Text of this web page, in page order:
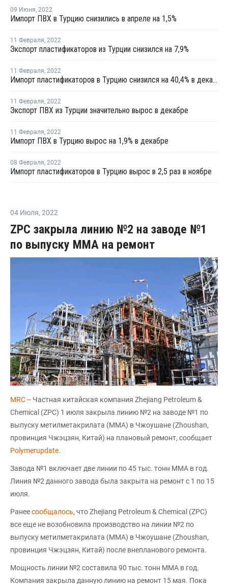
09 Июня, 2022
Импорт ПВХ в Турцию снизились в апреле на 1,5%
11 Февраля, 2022
Экспорт пластификаторов из Турции снизился на 7,9%
11 Февраля, 2022
Импорт пластификаторов в Турцию снизился на 40,4% в декабре
11 Февраля, 2022
Экспорт ПВХ из Турции значительно вырос в декабре
11 Февраля, 2022
Импорт ПВХ в Турцию вырос на 1,9% в декабре
08 Февраля, 2022
Импорт пластификаторов в Турцию вырос в 2,5 раз в ноябре
04 Июля, 2022
ZPC закрыла линию №2 на заводе №1
по выпуску ММА на ремонт
MRC-- Частная китайская компания Zhejiang Petroleum &
Chemical (ZPC) 1 июля закрыла линию №2 на заводе №1 по
выпуску метилметакрилата (ММА) в Чжоушане (Zhoushan,
провинция Чжэцзян, Китай) на плановый ремонт, сообщает
Polymerupdate.
Завода №1 включает две линии по 45 тыс. тонн ММА в год.
Линия №2 данного завода была закрыта на ремонт с 1 по 15
июля.
Ранеесообщалось, что Zhejiang Petroleum & Chemical (ZPC)
все еще не возобновила производство на линии №2 по
выпуску метилметакрилата (ММА) в Чжоушане (Zhoushan,
провинция Чжэцзян, Китай) после внепланового ремонта.
Мощность линии №2 составила 90 тыс. тонн ММА в год.
Компания закрыла данную линию на ремонт 15 мая. Пока